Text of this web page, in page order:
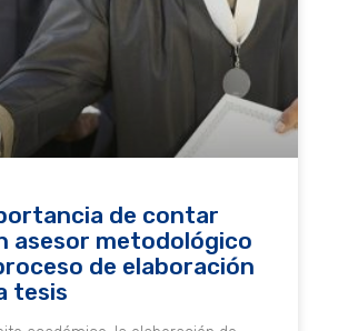
de contar
asesor metodológico
de elaboración
tesis